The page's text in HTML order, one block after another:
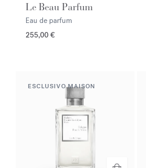
Le Beau Parfum
Eau de parfum
255,00 €
ESCLUSIVO MAISON